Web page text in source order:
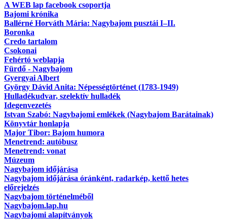
A WEB lap facebook csoportja
Bajomi krónika
Ballérné Horváth Mária: Nagybajom pusztái I–II.
Boronka
Credo tartalom
Csokonai
Fehértó weblapja
Fürdő - Nagybajom
Gyergyai Albert
György Dávid Anita: Népességtörténet (1783-1949)
Hulladékudvar, szelektív hulladék
Idegenvezetés
Istvan Szabó: Nagybajomi emlékek (Nagybajom Barátainak)
Könyvtár honlapja
Major Tibor: Bajom humora
Menetrend: autóbusz
Menetrend: vonat
Múzeum
Nagybajom időjárása
Nagybajom időjárása óránként, radarkép, kettő hetes
előrejelzés
Nagybajom történelméből
Nagybajom.lap.hu
Nagybajomi alapítványok